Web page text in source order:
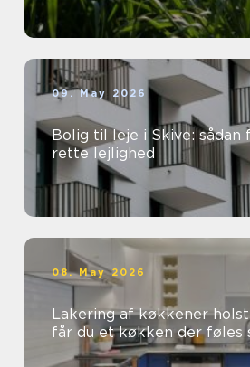
09. May 2026
Bolig til leje i Skive: sådan
rette lejlighed
08. May 2026
Lakering af køkkener holstebro
får du et køkken der føles